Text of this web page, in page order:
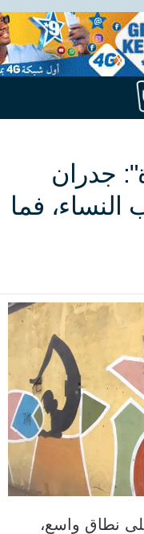
جدران
النساء، فما
نطاق واسع،